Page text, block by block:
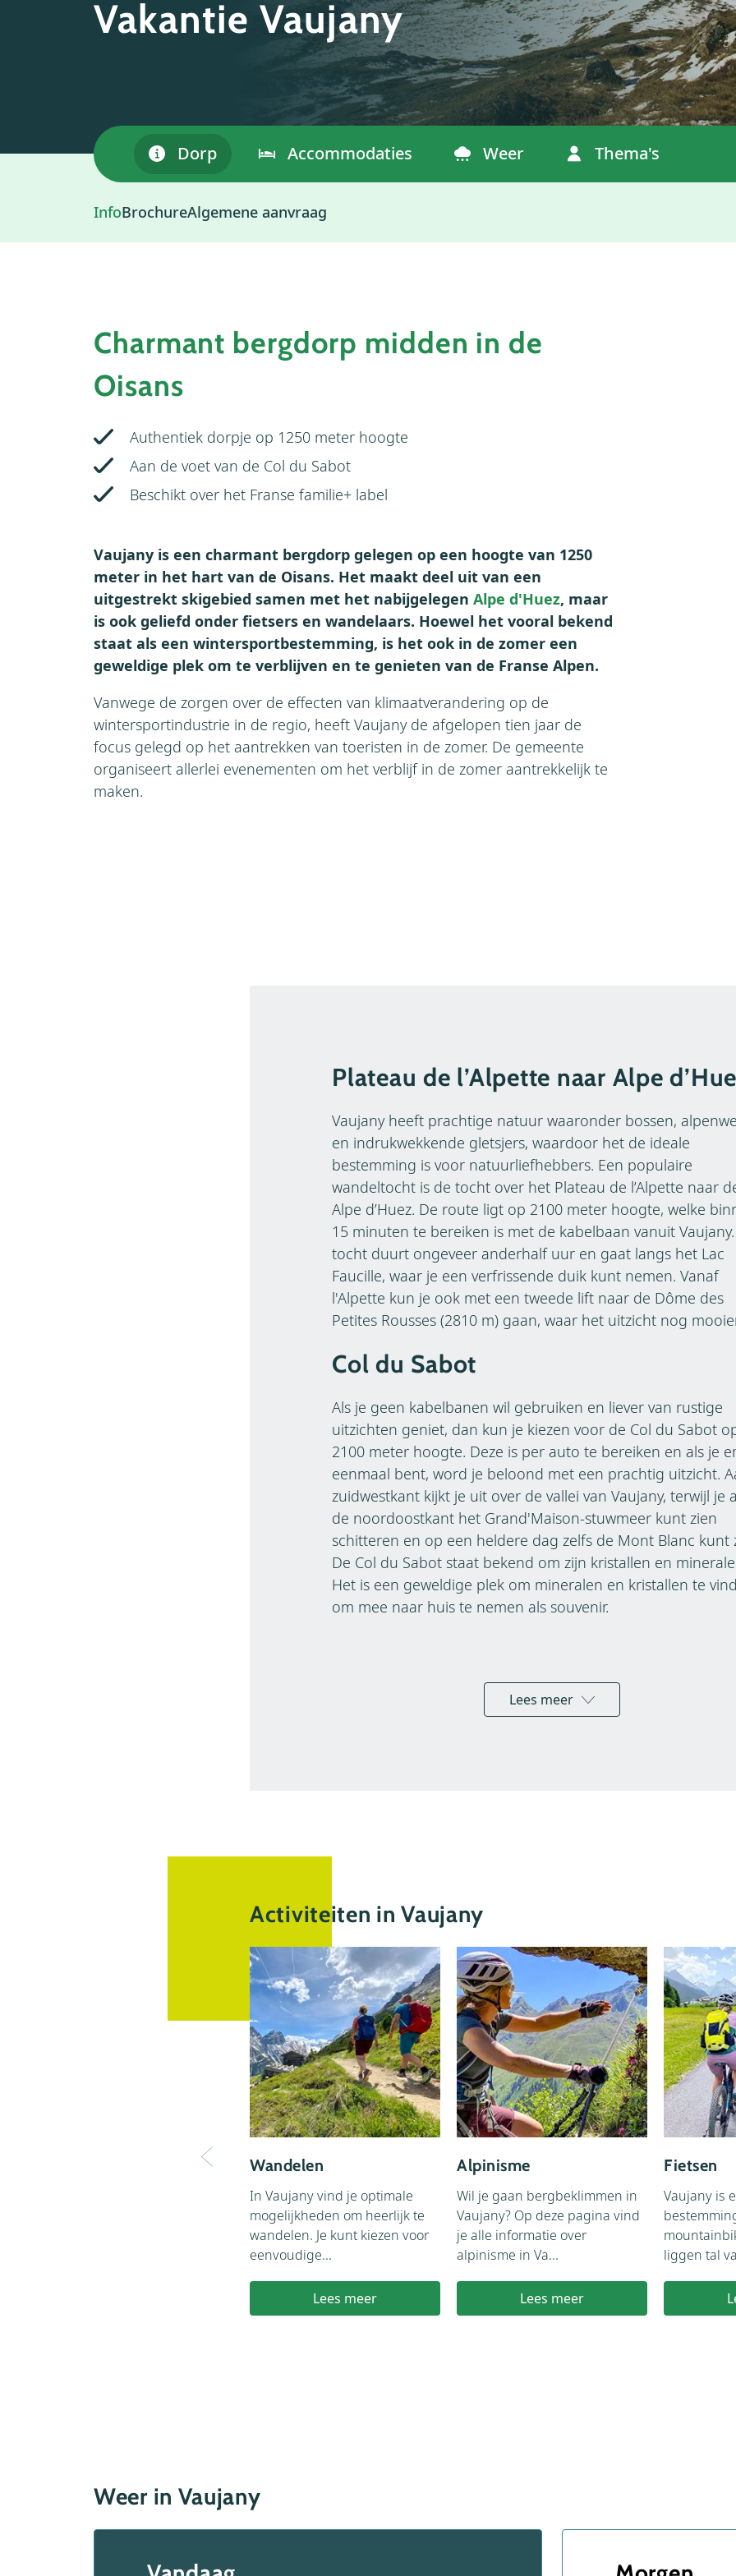
Vakantie Vaujany
Dorp Accommodaties Weer Thema's
InfoBrochureAlgemene aanvraag
Charmant bergdorp midden in de
Oisans
Authentiek dorpje op 1250 meter hoogte
Aan de voet van de Col du Sabot
Beschikt over het Franse familie+ label
Vaujany is een charmant bergdorp gelegen op een hoogte van 1250
meter in het hart van de Oisans. Het maakt deel uit van een
uitgestrekt skigebied samen met het nabijgelegen Alpe d'Huez, maar
is ook geliefd onder fietsers en wandelaars. Hoewel het vooral bekend
staat als een wintersportbestemming, is het ook in de zomer een
geweldige plek om te verblijven en te genieten van de Franse Alpen.
Vanwege de zorgen over de effecten van klimaatverandering op de
wintersportindustrie in de regio, heeft Vaujany de afgelopen tien jaar de
focus gelegd op het aantrekken van toeristen in de zomer. De gemeente
organiseert allerlei evenementen om het verblijf in de zomer aantrekkelijk te
maken.
Plateau de l’Alpette naar Alpe
Vaujany heeft prachtige natuur waaronder bossen,
en indrukwekkende gletsjers, waardoor het de ideale
bestemming is voor natuurliefhebbers. Een populaire
wandeltocht is de tocht over het Plateau de l’Alpette naar
Alpe d’Huez. De route ligt op 2100 meter hoogte, welke
15 minuten te bereiken is met de kabelbaan vanuit
tocht duurt ongeveer anderhalf uur en gaat langs het Lac
Faucille, waar je een verfrissende duik kunt nemen. Vanaf
l'Alpette kun je ook met een tweede lift naar de Dôme des
Petites Rousses (2810 m) gaan, waar het uitzicht nog
Col du Sabot
Als je geen kabelbanen wil gebruiken en liever van rustige
uitzichten geniet, dan kun je kiezen voor de Col du Sabot
2100 meter hoogte. Deze is per auto te bereiken en als je
eenmaal bent, word je beloond met een prachtig uitzicht.
zuidwestkant kijkt je uit over de vallei van Vaujany, terwijl je
de noordoostkant het Grand'Maison-stuwmeer kunt zien
schitteren en op een heldere dag zelfs de Mont Blanc kunt
De Col du Sabot staat bekend om zijn kristallen en
Het is een geweldige plek om mineralen en kristallen te
om mee naar huis te nemen als souvenir.
Via Ferrata Vaujany
Lees meer
Activiteiten in Vaujany
Wandelen
In Vaujany vind je optimale
mogelijkheden om heerlijk te
wandelen. Je kunt kiezen voor
eenvoudige...
Lees meer
Alpinisme
Wil je gaan bergbeklimmen in
Vaujany? Op deze pagina vind
je alle informatie over
alpinisme in Va...
Lees meer
Fietsen
Vaujany is
liggen tal
Weer in Vaujany